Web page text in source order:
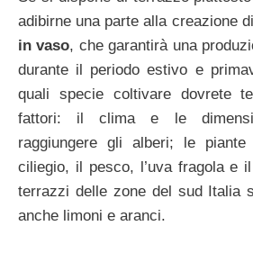
adibirne una parte alla creazione
in vaso, che garantirà una
durante il periodo estivo e
quali specie coltivare dovrete
fattori: il clima e le
raggiungere gli alberi; le
ciliegio, il pesco, l’uva fragola e
terrazzi delle zone del sud Italia
anche limoni e aranci.